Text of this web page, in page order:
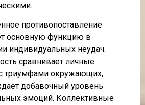
противопоставление
основную функцию в
индивидуальных неудач.
сравнивает личные
триумфами окружающих,
добавочный уровень
эмоций. Коллективные